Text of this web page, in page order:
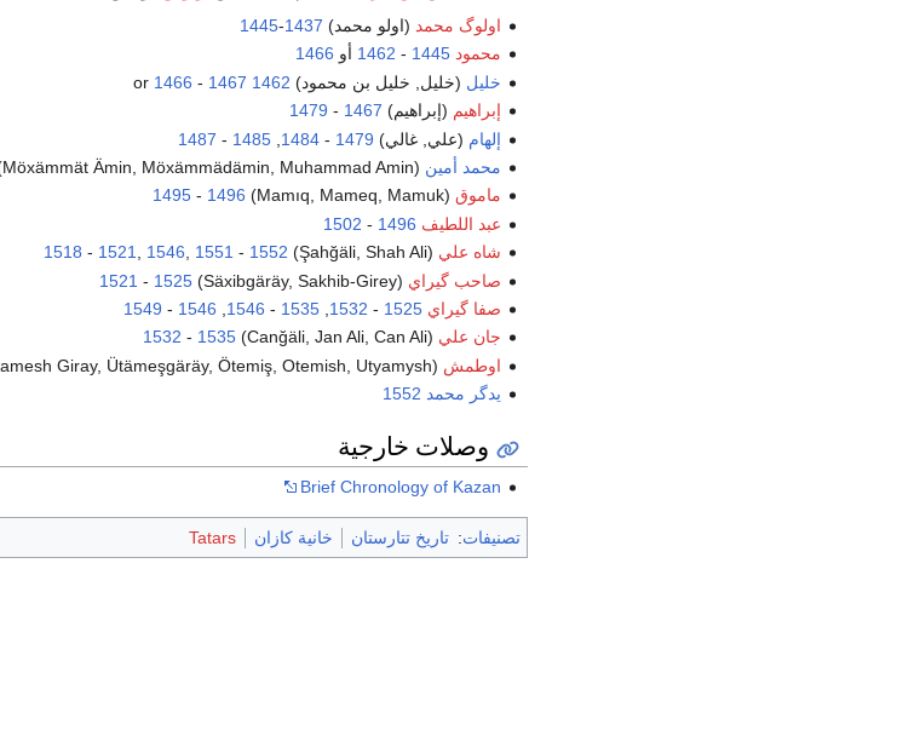
اولوگ محمد (اولو محمد) 1437
-
1445
محمود 1445
-
1462 أو 1466
خليل (خليل, خليل بن محمود) 1462
1466 - 1467
إبراهيم (إبراهيم) 1467
-
1479
إلهام (علي, غالي) 1479
-
1484
,
1485
-
1487
محمد أمين (Möxämmät Ämin, Möxämmädämin, Muhammad Amin)
ماموق (Mamıq, Mameq, Mamuk)
1495- 1496
عبد اللطيف 1496
-
1502
شاه علي (Şahğäli, Shah Ali)
1518 - 1521 1546 1551 - 1552
صاحب گيراي (Säxibgäräy, Sakhib-Girey)
1521 - 1525
صفا گيراي 1525
-
1532
,
1535
-
1546
1546
-
1549
جان علي (Canğäli, Jan Ali, Can Ali)
1532 - 1535
اوطمش (Utamesh Giray, Ütämeşgäräy, Ötemiş, Otemish, Utyamysh)
يدگر محمد 1552
وصلات خارجية
Brief Chronology of Kazan
تصنيفات: تاريخ تتارستان خانية كازان Tatars